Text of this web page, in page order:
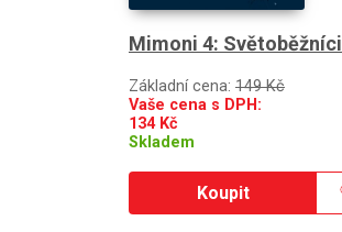
Mimoni 4: Světoběžníci
Základní cena: 149 Kč
Vaše cena s DPH:
134Kč
Skladem
Koupit